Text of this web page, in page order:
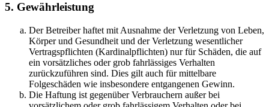
5. Gewährleistung
Der Betreiber haftet mit Ausnahme der Verletzung von Leben,
Körper und Gesundheit und der Verletzung wesentlicher
Vertragspflichten (Kardinalpflichten) nur für Schäden, die auf
ein vorsätzliches oder grob fahrlässiges Verhalten
zurückzuführen sind. Dies gilt auch für mittelbare
Folgeschäden wie insbesondere entgangenen Gewinn.
Die Haftung ist gegenüber Verbrauchern außer bei